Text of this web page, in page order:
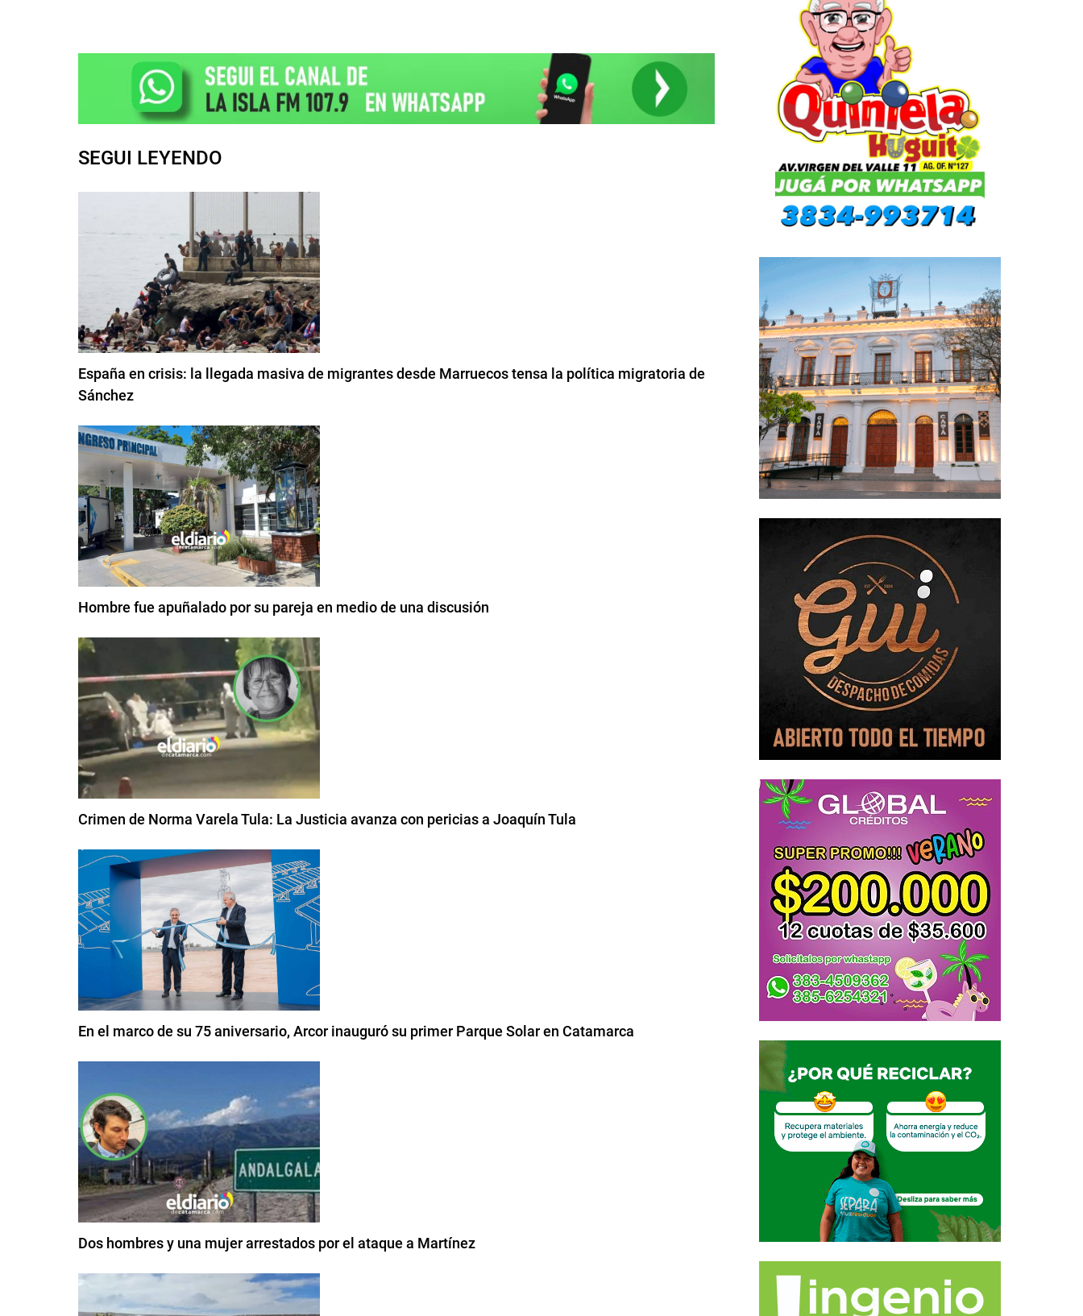
SEGUI LEYENDO
España en crisis: la llegada masiva de migrantes desde Marruecos tensa la política migratoria de
Sánchez
Hombre fue apuñalado por su pareja en medio de una discusión
Crimen de Norma Varela Tula: La Justicia avanza con pericias a Joaquín Tula
En el marco de su 75 aniversario, Arcor inauguró su primer Parque Solar en Catamarca
Dos hombres y una mujer arrestados por el ataque a Martínez